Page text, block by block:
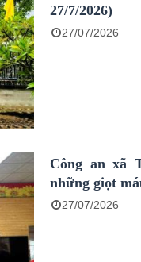
27/7/2026)
27/07/2026
Công an xã
những giọt
27/07/2026